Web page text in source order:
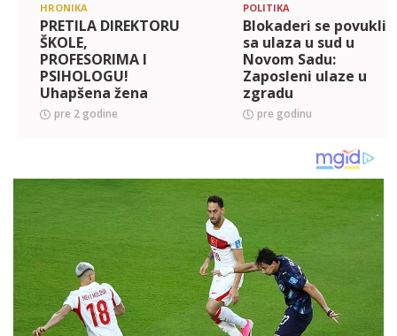
HRONIKA
PRETILA DIREKTORU
ŠKOLE,
PROFESORIMA I
PSIHOLOGU!
Uhapšena žena
posle niza
incidenata u
pre 2 godine
POLITIKA
Blokaderi se povukli
sa ulaza u sud u
Novom Sadu:
Zaposleni ulaze u
zgradu
pre godinu